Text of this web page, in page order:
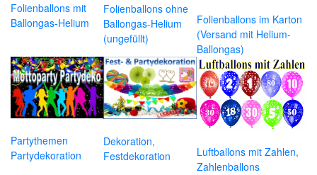
Folienballons mit
Ballongas-Helium
Folienballons ohne
Ballongas-Helium
(ungefüllt)
Folienballons im Karton
(Versand mit Helium-
Ballongas)
Partythemen
Partydekoration
Dekoration,
Festdekoration
Luftballons mit Zahlen,
Zahlenballons